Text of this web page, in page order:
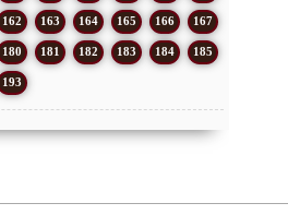
162 163 164 165 166 167
180 181 182 183 184 185
193